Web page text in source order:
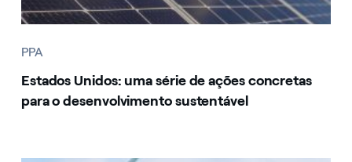
PPA
Estados Unidos: uma série de ações concretas
para o desenvolvimento sustentável